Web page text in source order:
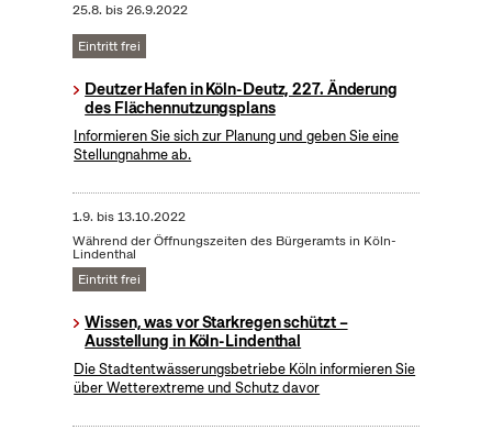
25.8. bis26.9.2022
Eintritt frei
Deutzer Hafen in Köln-Deutz, 227. Änderung
des Flächennutzungsplans
Informieren Sie sich zur Planung und geben Sie eine
Stellungnahme ab.
1.9. bis13.10.2022
Während der Öffnungszeiten des Bürgeramts in Köln-
Lindenthal
Eintritt frei
Wissen, was vor Starkregen schützt –
Ausstellung in Köln-Lindenthal
Die Stadtentwässerungsbetriebe Köln informieren Sie
über Wetterextreme und Schutz davor